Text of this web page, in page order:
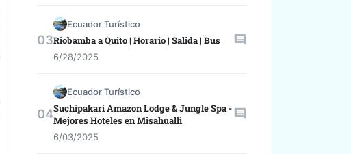
Ecuador Turístico
Riobamba a Quito | Horario | Salida | Bus
6/28/2025
Ecuador Turístico
Suchipakari Amazon Lodge & Jungle Spa -
Mejores Hoteles en Misahualli
6/03/2025